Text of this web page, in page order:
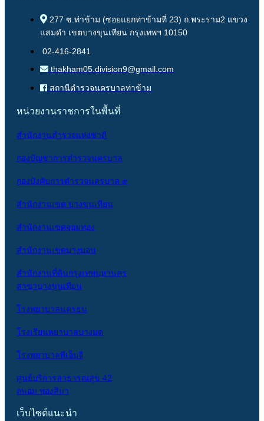
277 ซ.ท่าข้าม (ซอยแยกท่าข้ามที่ 23) ถ.พระราม2 แขวง
แสมดำ เขตบางขุนเทียน กรุงเทพฯ 10150
02-416-2841
thakham05.division9@gmail.com
สถานีตำรวจนครบาลท่าข้าม
หน่วยงานราชการในพื้นที่
สำนักงานตำรวจแห่งชาติ
กองบัญชาการตำรวจนครบาล
กองบังคับการตำรวจนครบาล ๙
สำนักงานเขต บางขุนเทียน
สำนักงานเขตจอมทอง
สำนักงานเขตบางบอน
สำนักงานที่ดินกรุงเทพมหานคร
สาขาบางขุนเทียน
โรงพยาบาลนครธน
โรงเรียนพยาบาลบางมด
โรงพยาบาลพีเอ็มจี
ศูนย์บริการสาธารณสุข 42
ถนอม ทองสิมา
เว็บไซต์แนะนำ